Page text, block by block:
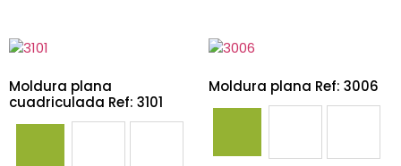
Moldura plana
cuadriculada Ref: 3101
Moldura plana Ref: 3006